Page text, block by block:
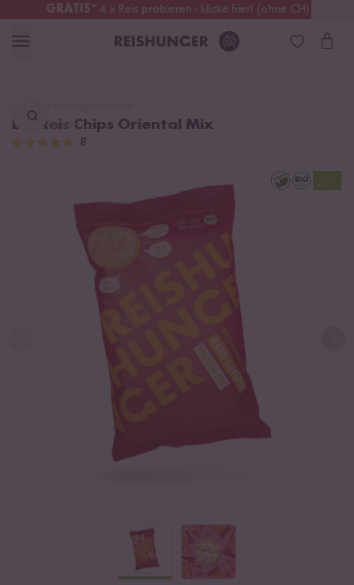
GRATIS* 4 x Reis probieren - klicke hier! (ohne CH)
Schweiz Alle Zölle & Steuern inklusive
finden ...
Bio Reis Chips Oriental Mix
8